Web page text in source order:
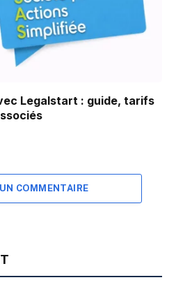
Legalstart : guide, tarifs
COMMENTAIRE